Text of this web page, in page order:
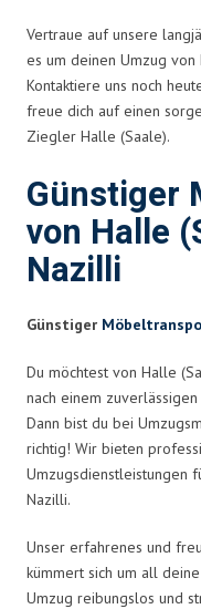
Vertraue auf unsere
es um deinen Umzug
Kontaktiere uns noch
freue dich auf einen
Ziegler Halle (Saale).
Günstiger
von Halle
Nazilli
Günstiger
Du möchtest von Halle
nach einem
Dann bist du bei
richtig! Wir bieten
Umzugsdienstleistungen
Nazilli.
Unser erfahrenes und
kümmert sich um all
Umzug reibungslos und